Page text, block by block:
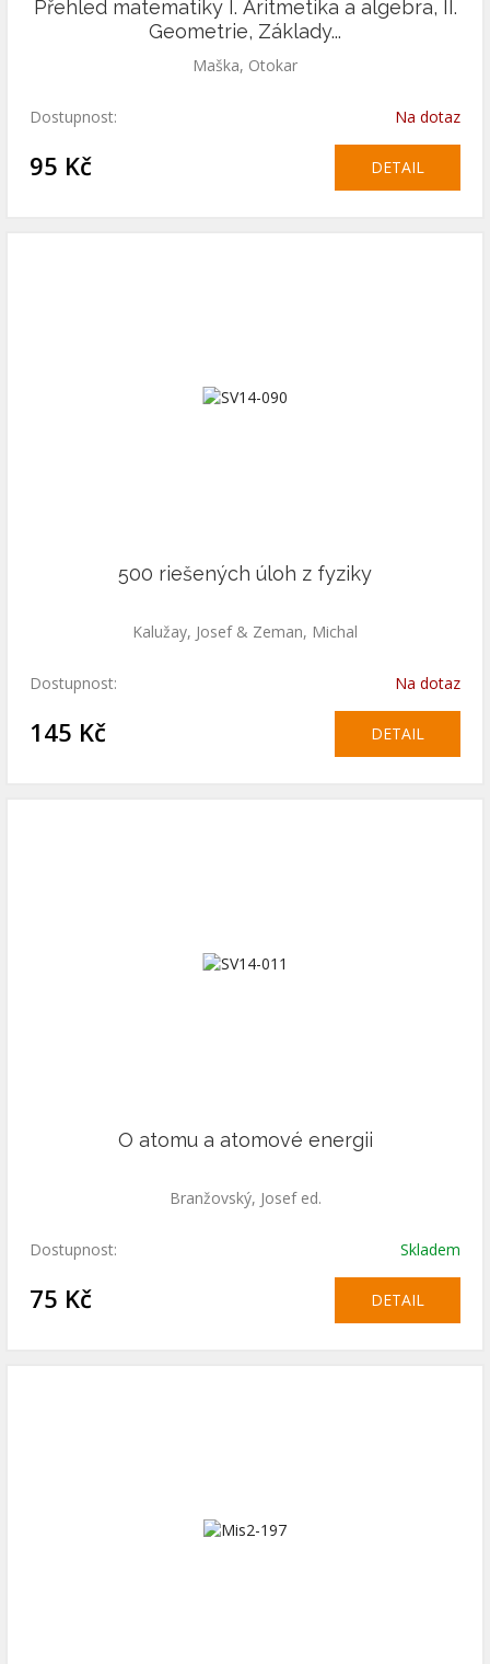
Přehled matematiky I. Aritmetika a algebra, II.
Geometrie, Základy...
Maška, Otokar
Dostupnost: Na dotaz
95 Kč DETAIL
500 riešených úloh z fyziky
Kalužay, Josef & Zeman, Michal
Dostupnost: Na dotaz
145 Kč DETAIL
O atomu a atomové energii
Branžovský, Josef ed.
Dostupnost: Skladem
75 Kč DETAIL